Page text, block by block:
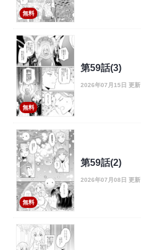
無料
無料
第59話(3)
2026年07月15日 更新
無料
第59話(2)
2026年07月08日 更新